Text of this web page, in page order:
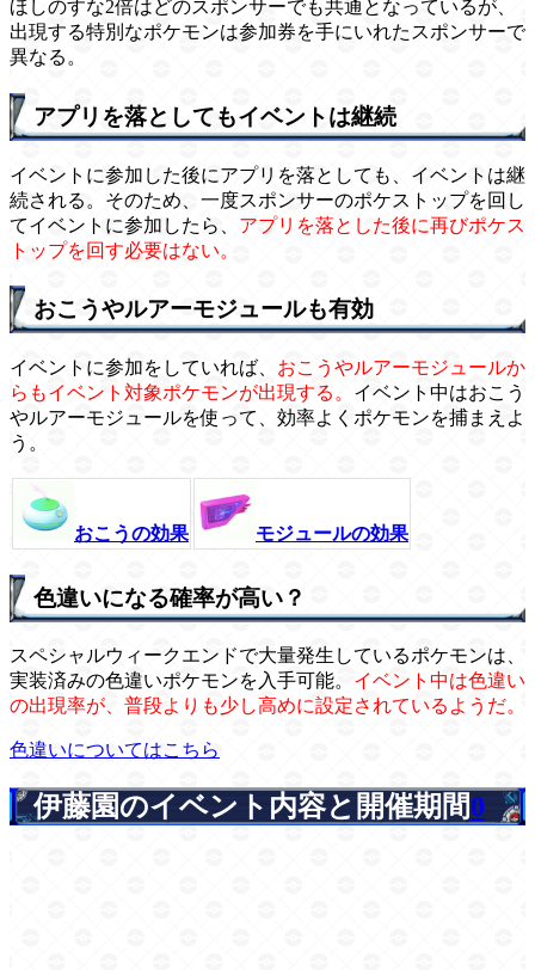
ほしのすな2倍はどのスポンサーでも共通となっているが、
出現する特別なポケモンは参加券を手にいれたスポンサーで
異なる。
アプリを落としてもイベントは継続
イベントに参加した後にアプリを落としても、イベントは継
続される。そのため、一度スポンサーのポケストップを回し
てイベントに参加したら、 アプリを落とした後に再びポケス
トップを回す必要はない。
おこうやルアーモジュールも有効
イベントに参加をしていれば、 おこうやルアーモジュールか
らもイベント対象ポケモンが出現する。 イベント中はおこう
やルアーモジュールを使って、効率よくポケモンを捕まえよ
う。
おこうの効果 モジュールの効果
色違いになる確率が高い？
スペシャルウィークエンドで大量発生しているポケモンは、
実装済みの色違いポケモンを入手可能。 イベント中は色違い
の出現率が、普段よりも少し高めに設定されているようだ。
色違いについてはこちら
伊藤園のイベント内容と開催期間0